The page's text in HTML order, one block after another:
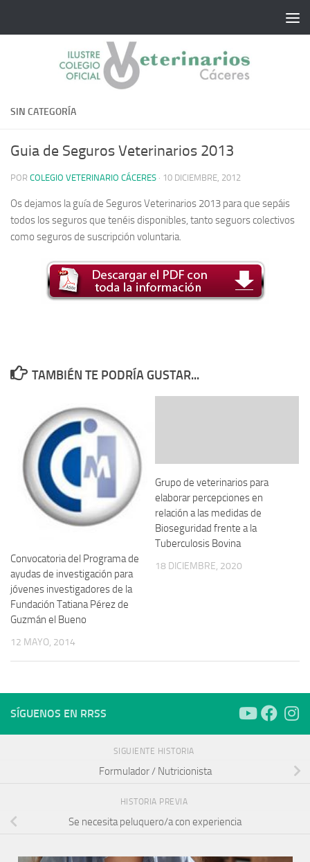
SIN CATEGORÍA
Guia de Seguros Veterinarios 2013
POR COLEGIO VETERINARIO CÁCERES · 10 DICIEMBRE, 2012
Os dejamos la guía de Seguros Veterinarios 2013 para que sepáis
todos los seguros que tenéis disponibles, tanto seguors colectivos
como seguros de suscripción voluntaria.
TAMBIÉN TE PODRÍA GUSTAR...
Convocatoria del Programa de
ayudas de investigación para
jóvenes investigadores de la
Fundación Tatiana Pérez de
Guzmán el Bueno
12 MAYO, 2014
Grupo de veterinarios para
elaborar percepciones en
relación a las medidas de
Bioseguridad frente a la
Tuberculosis Bovina
18 DICIEMBRE, 2020
SÍGUENOS EN RRSS
SIGUIENTE HISTORIA
Formulador / Nutricionista
HISTORIA PREVIA
Se necesita peluquero/a con experiencia